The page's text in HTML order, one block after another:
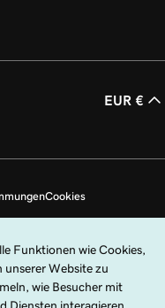
EUR €
Cookies
Company, LLC. Alle Rechte
eingetragene Marke von
und anderen Ländern. Das